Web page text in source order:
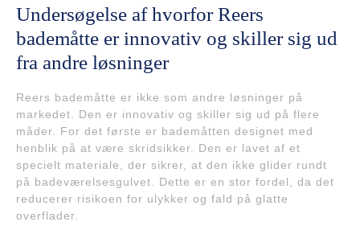
Undersøgelse af hvorfor Reers
bademåtte er innovativ og skiller sig ud
fra andre løsninger
Reers bademåtte er ikke som andre løsninger på
markedet. Den er innovativ og skiller sig ud på flere
måder. For det første er bademåtten designet med
henblik på at være skridsikker. Den er lavet af et
specielt materiale, der sikrer, at den ikke glider rundt
på badeværelsesgulvet. Dette er en stor fordel, da det
reducerer risikoen for ulykker og fald på glatte
overflader.